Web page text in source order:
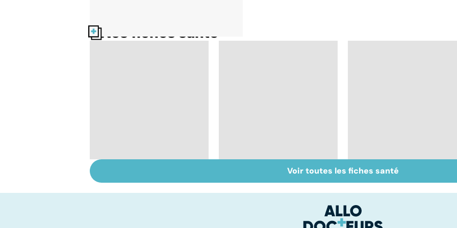
Nos fiches santé
temps de la
Derrière les troubles
du sommeil, une
Les Français accros
aux psychotropes ?
Voir toutes les fiches santé